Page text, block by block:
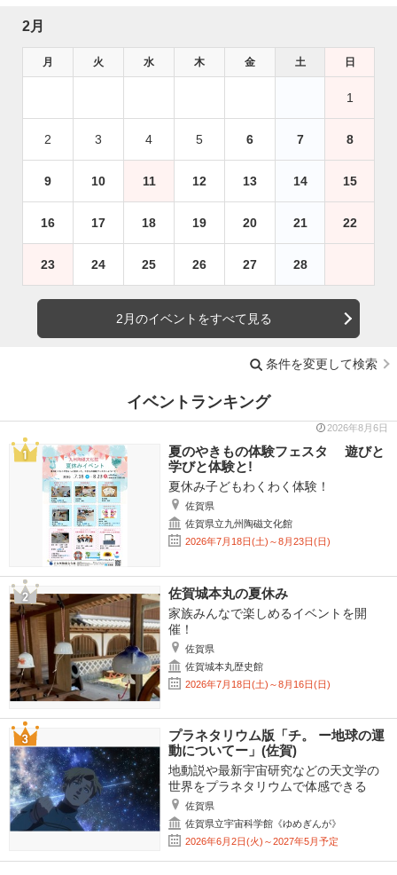
2月
月 火 水 木 金 土 日
1
2 3 4 5 6 7 8
9 10 11 12 13 14 15
16 17 18 19 20 21 22
23 24 25 26 27 28
2月のイベントをすべて見る
条件を変更して検索
イベントランキング
2026年8月6日
夏のやきもの体験フェスタ 遊びと
学びと体験と!
夏休み子どもわくわく体験！
佐賀県
佐賀県立九州陶磁文化館
2026年7月18日(土)～8月23日(日)
佐賀城本丸の夏休み
家族みんなで楽しめるイベントを開
催！
佐賀県
佐賀城本丸歴史館
2026年7月18日(土)～8月16日(日)
プラネタリウム版「チ。 ー地球の運
動についてー」(佐賀)
地動説や最新宇宙研究などの天文学の
世界をプラネタリウムで体感できる
佐賀県
佐賀県立宇宙科学館《ゆめぎんが》
2026年6月2日(火)～2027年5月予定